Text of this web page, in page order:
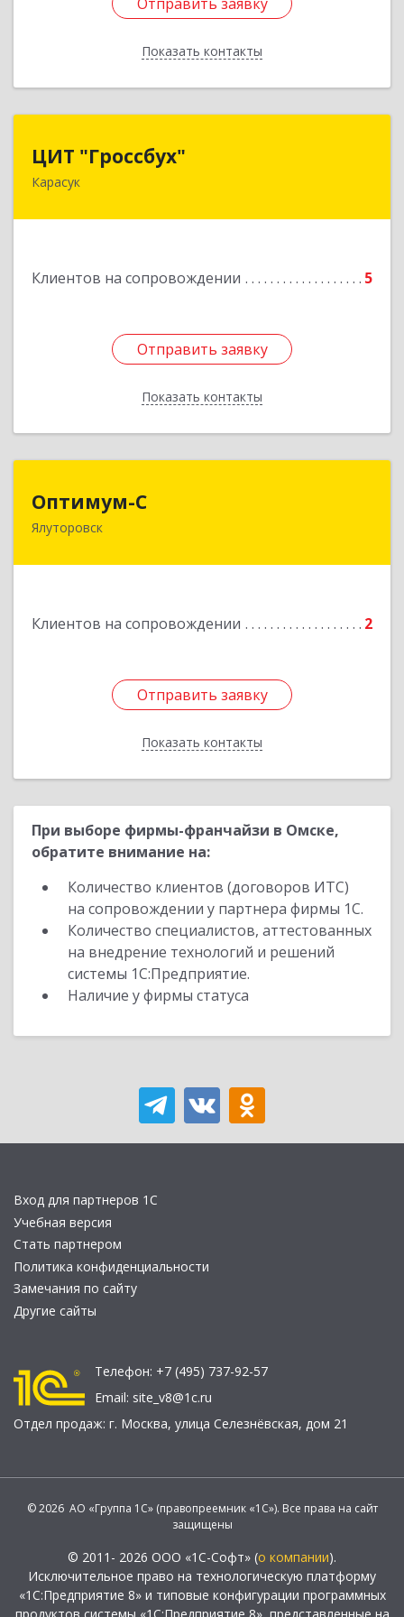
Показать контакты
Назад
ЦИТ "Гроссбух"
Карасук
Клиентов на сопровождении 5
Отправить заявку
Показать контакты
632861, Новосибирская обл, Карасукский р-н,
Отправить заявку
Назад
Оптимум-С
Ялуторовск
Клиентов на сопровождении 2
Отправить заявку
Показать контакты
Отправить заявку
Назад
При выборе фирмы-франчайзи в Омске,
обратите внимание на:
Количество клиентов (договоров ИТС)
на сопровождении у партнера фирмы 1С.
Количество специалистов, аттестованных
на внедрение технологий и решений
системы 1С:Предприятие.
Наличие у фирмы статуса
Вход для партнеров 1С
Учебная версия
Стать партнером
Политика конфиденциальности
Замечания по сайту
Другие сайты
Телефон: +7 (495) 737-92-57
Email: site_v8@1c.ru
Отдел продаж: г. Москва, улица Селезнёвская, дом 21
© 2026 АО «Группа 1С» (правопреемник «1С»). Все права на сайт
защищены
© 2011- 2026 ООО «1С-Софт» (о компании).
Исключительное право на технологическую платформу
«1С:Предприятие 8» и типовые конфигурации программных